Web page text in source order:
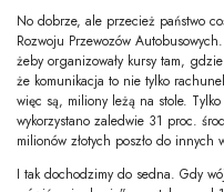
No dobrze, ale przecież państwo
Rozwoju Przewozów
żeby organizowały kursy tam,
że komunikacja to nie tylko
więc są, miliony leżą na stole.
wykorzystano zaledwie 31 proc.
milionów złotych poszło do innych
I tak dochodzimy do sedna. Gdy